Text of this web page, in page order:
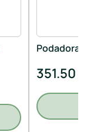
Podadora
351.50 €